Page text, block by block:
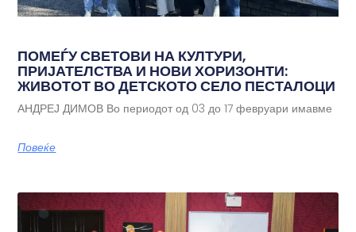
ПОМЕЃУ СВЕТОВИ НА КУЛТУРИ,
ПРИЈАТЕЛСТВА И НОВИ ХОРИЗОНТИ:
ЖИВОТОТ ВО ДЕТСКОТО СЕЛО ПЕСТАЛОЦИ
АНДРЕЈ ДИМОВ Во периодот од 03 до 17 февруари имавме
Повеќе